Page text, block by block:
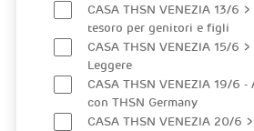
CASA THSN VENEZIA 13/6
tesoro per genitori e figli
CASA THSN VENEZIA 15/6
Leggere
CASA THSN VENEZIA 19/6
con THSN Germany
CASA THSN VENEZIA 20/6